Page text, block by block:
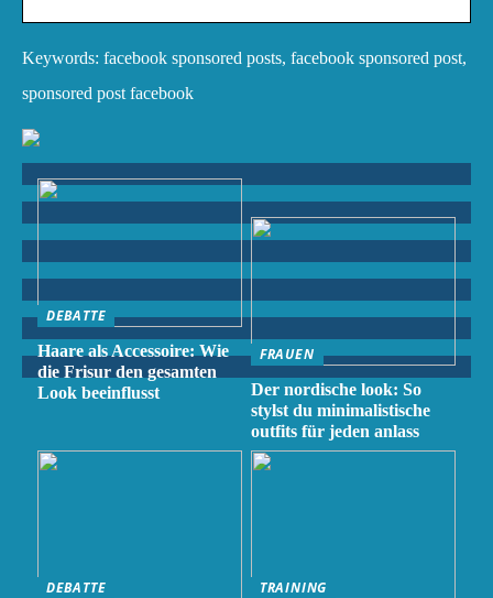
Keywords: facebook sponsored posts, facebook sponsored post,
sponsored post facebook
DEBATTE
Haare als Accessoire: Wie
die Frisur den gesamten
Look beeinflusst
FRAUEN
Der nordische look: So
stylst du minimalistische
outfits für jeden anlass
DEBATTE
TRAINING